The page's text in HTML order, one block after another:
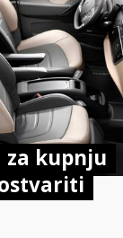
za kupnju